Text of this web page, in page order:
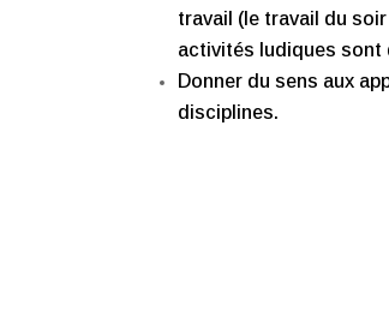
travail (le travail du
activités ludiques
Donner du sens aux
disciplines.